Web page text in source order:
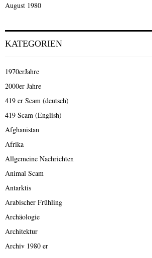
August 1980
KATEGORIEN
1970erJahre
2000er Jahre
419 er Scam (deutsch)
419 Scam (English)
Afghanistan
Afrika
Allgemeine Nachrichten
Animal Scam
Antarktis
Arabischer Frühling
Archäologie
Architektur
Archiv 1980 er